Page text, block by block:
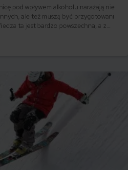
pod wpływem alkoholu narażają nie
ale też muszą być przygotowani
ta jest bardzo powszechna, a z
w przypadku, gdy podczas zimowych